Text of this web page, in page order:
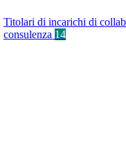
Titolari di incarichi di
consulenza 14